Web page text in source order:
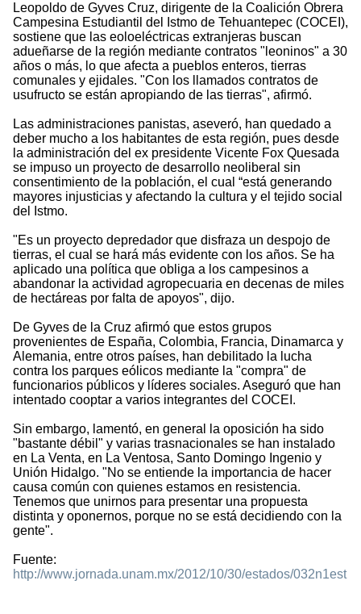
Leopoldo de Gyves Cruz, dirigente de la Coalición Obrera
Campesina Estudiantil del Istmo de Tehuantepec (COCEI),
sostiene que las eoloeléctricas extranjeras buscan
adueñarse de la región mediante contratos "leoninos" a 30
años o más, lo que afecta a pueblos enteros, tierras
comunales y ejidales. "Con los llamados contratos de
usufructo se están apropiando de las tierras", afirmó.
Las administraciones panistas, aseveró, han quedado a
deber mucho a los habitantes de esta región, pues desde
la administración del ex presidente Vicente Fox Quesada
se impuso un proyecto de desarrollo neoliberal sin
consentimiento de la población, el cual “está generando
mayores injusticias y afectando la cultura y el tejido social
del Istmo.
"Es un proyecto depredador que disfraza un despojo de
tierras, el cual se hará más evidente con los años. Se ha
aplicado una política que obliga a los campesinos a
abandonar la actividad agropecuaria en decenas de miles
de hectáreas por falta de apoyos", dijo.
De Gyves de la Cruz afirmó que estos grupos
provenientes de España, Colombia, Francia, Dinamarca y
Alemania, entre otros países, han debilitado la lucha
contra los parques eólicos mediante la "compra" de
funcionarios públicos y líderes sociales. Aseguró que han
intentado cooptar a varios integrantes del COCEI.
Sin embargo, lamentó, en general la oposición ha sido
"bastante débil" y varias trasnacionales se han instalado
en La Venta, en La Ventosa, Santo Domingo Ingenio y
Unión Hidalgo. "No se entiende la importancia de hacer
causa común con quienes estamos en resistencia.
Tenemos que unirnos para presentar una propuesta
distinta y oponernos, porque no se está decidiendo con la
gente".
Fuente:
http://www.jornada.unam.mx/2012/10/30/estados/032n1est